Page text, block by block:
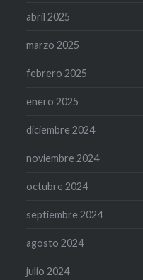
abril 2025
marzo 2025
febrero 2025
enero 2025
diciembre 2024
noviembre 2024
octubre 2024
septiembre 2024
agosto 2024
julio 2024